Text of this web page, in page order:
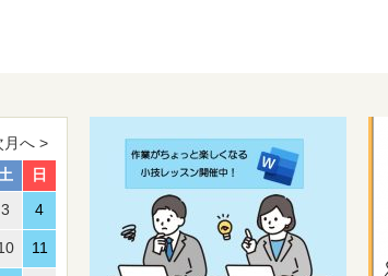
月へ >
土 日
3 4
11